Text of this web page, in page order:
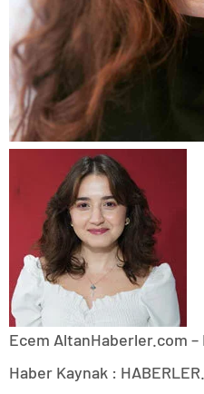
Ecem AltanHaberler.com –
Haber Kaynak :